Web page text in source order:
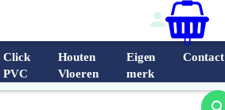
0
Click
PVC
Houten
Vloeren
Eigen
merk
Contact